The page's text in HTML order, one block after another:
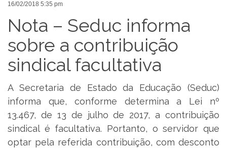
16/02/2018 5:35 pm
Nota – Seduc informa
sobre a contribuição
sindical facultativa
A Secretaria de Estado da Educação (Seduc)
informa que, conforme determina a Lei nº
13.467, de 13 de julho de 2017, a contribuição
sindical é facultativa. Portanto, o servidor que
optar pela referida contribuição, com desconto